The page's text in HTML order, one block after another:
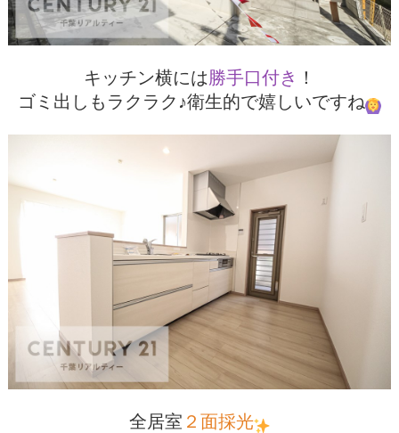
キッチン横には勝手口付き ！
ゴミ出しもラクラク♪衛生的で嬉しいですね
全居室 ２面採光